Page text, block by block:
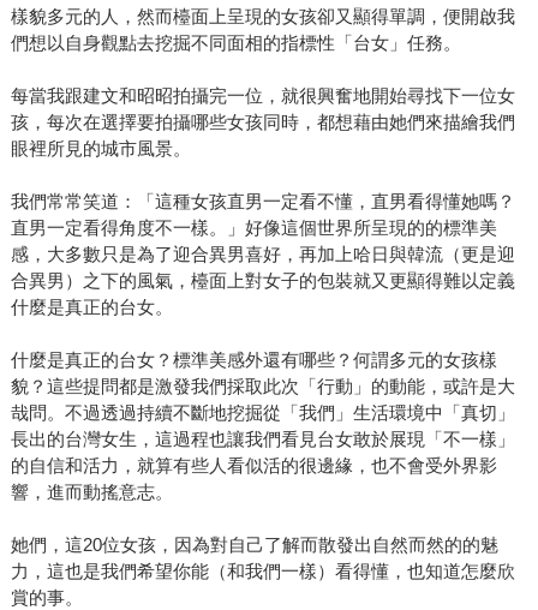
樣貌多元的人，然而檯面上呈現的女孩卻又顯得單調，便開啟我
們想以自身觀點去挖掘不同面相的指標性「台女」任務。
每當我跟建文和昭昭拍攝完一位，就很興奮地開始尋找下一位女
孩，每次在選擇要拍攝哪些女孩同時，都想藉由她們來描繪我們
眼裡所見的城市風景。
我們常常笑道：「這種女孩直男一定看不懂，直男看得懂她嗎？
直男一定看得角度不一樣。」好像這個世界所呈現的的標準美
感，大多數只是為了迎合異男喜好，再加上哈日與韓流（更是迎
合異男）之下的風氣，檯面上對女子的包裝就又更顯得難以定義
什麼是真正的台女。
什麼是真正的台女？標準美感外還有哪些？何謂多元的女孩樣
貌？這些提問都是激發我們採取此次「行動」的動能，或許是大
哉問。不過透過持續不斷地挖掘從「我們」生活環境中「真切」
長出的台灣女生，這過程也讓我們看見台女敢於展現「不一樣」
的自信和活力，就算有些人看似活的很邊緣，也不會受外界影
響，進而動搖意志。
她們，這20位女孩，因為對自己了解而散發出自然而然的的魅
力，這也是我們希望你能（和我們一樣）看得懂，也知道怎麼欣
賞的事。